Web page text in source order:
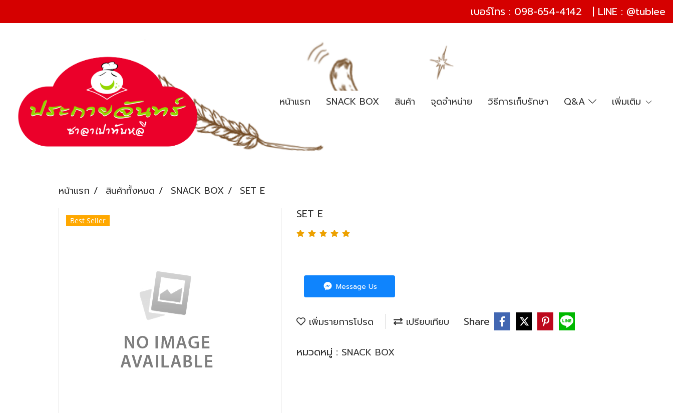
เบอร์โทร : 098-654-4142 | LINE : @tublee
หน้าแรก SNACK BOX สินค้า จุดจำหน่าย วิธีการเก็บรักษา Q&A เพิ่มเติม
หน้าแรก สินค้าทั้งหมด SNACK BOX SET E
Best Seller SET E
Message Us
เพิ่มรายการโปรด เปรียบเทียบ Share
หมวดหมู่ : SNACK BOX